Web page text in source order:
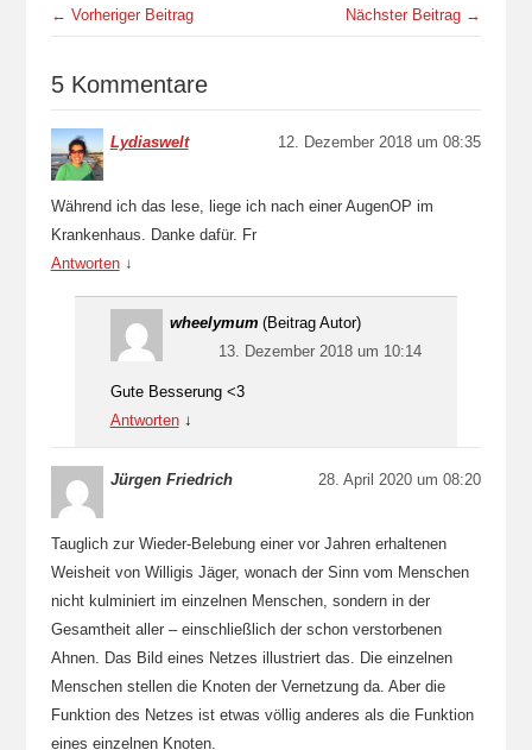
← Vorheriger Beitrag Nächster Beitrag →
5 Kommentare
Lydiaswelt 12. Dezember 2018 um 08:35
Während ich das lese, liege ich nach einer AugenOP im
Krankenhaus. Danke dafür. Fr
Antworten ↓
wheelymum (Beitrag Autor)
13. Dezember 2018 um 10:14
Gute Besserung <3
Antworten ↓
Jürgen Friedrich 28. April 2020 um 08:20
Tauglich zur Wieder-Belebung einer vor Jahren erhaltenen
Weisheit von Willigis Jäger, wonach der Sinn vom Menschen
nicht kulminiert im einzelnen Menschen, sondern in der
Gesamtheit aller – einschließlich der schon verstorbenen
Ahnen. Das Bild eines Netzes illustriert das. Die einzelnen
Menschen stellen die Knoten der Vernetzung da. Aber die
Funktion des Netzes ist etwas völlig anderes als die Funktion
eines einzelnen Knoten.